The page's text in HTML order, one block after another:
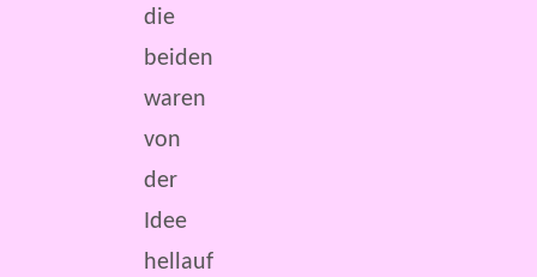
die
beiden
waren
von
der
Idee
hellauf